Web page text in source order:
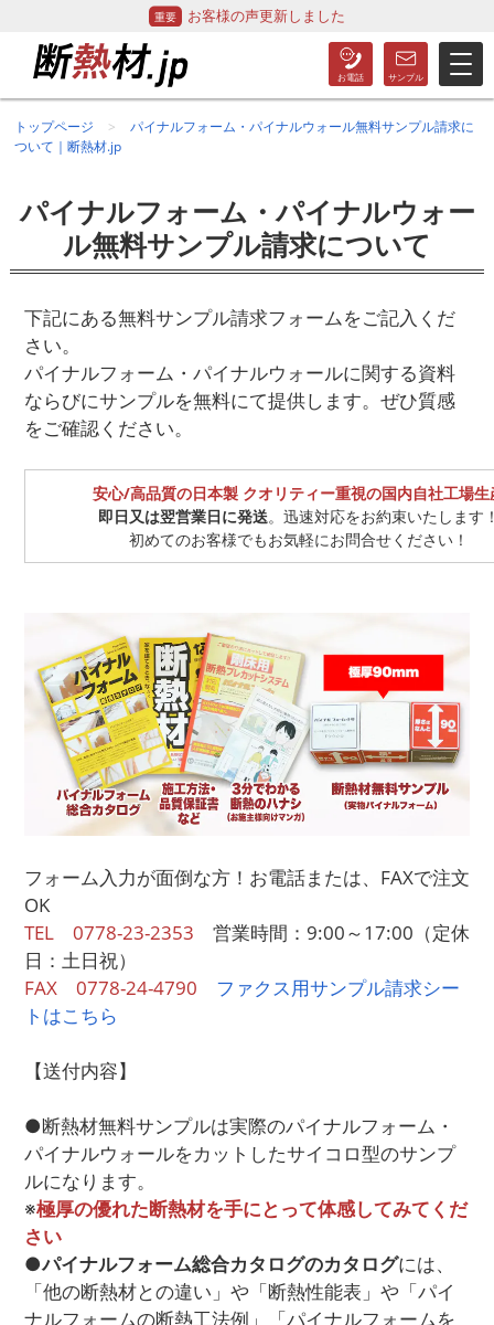
お客様の声更新しました
トップページ
パイナルフォーム・パイナルウォール無料サンプル請求に
ついて｜断熱材.jp
パイナルフォーム・パイナルウォー
ル無料サンプル請求について
下記にある無料サンプル請求フォームをご記入くだ
さい。
パイナルフォーム・パイナルウォールに関する資料
ならびにサンプルを無料にて提供します。ぜひ質感
をご確認ください。
安心/高品質の日本製 クオリティー重視の国内自社工場生
即日又は翌営業日に発送。迅速対応をお約束いたします
初めてのお客様でもお気軽にお問合せください！
フォーム入力が面倒な方！お電話または、FAXで注文
OK
TEL 0778-23-2353 営業時間：9:00～17:00（定休
日：土日祝）
FAX 0778-24-4790
ファクス用サンプル請求シー
トはこちら
【送付内容】
●断熱材無料サンプルは実際のパイナルフォーム・
パイナルウォールをカットしたサイコロ型のサンプ
ルになります。
※極厚の優れた断熱材を手にとって体感してみてくだ
さい
●パイナルフォーム総合カタログのカタログには、
「他の断熱材との違い」や「断熱性能表」や「パイ
ナルフォームの断熱工法例」「パイナルフォームを